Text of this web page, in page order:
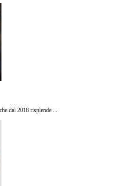
dal 2018 risplende ...